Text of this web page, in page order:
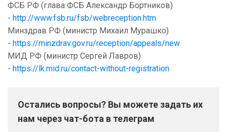
ФСБ РФ (глава ФСБ Александр Бортников)
- http://www.fsb.ru/fsb/webreception.htm
Минздрав РФ (министр Михаил Мурашко)
- https://minzdrav.gov.ru/reception/appeals/new
МИД РФ (министр Сергей Лавров)
- https://lk.mid.ru/contact-without-registration
Остались вопросы? Вы можете задать их
нам через чат-бота в телеграм